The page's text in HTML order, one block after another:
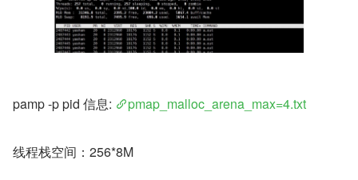
pamp -p pid 信息: pmap_malloc_arena_max=4.txt
线程栈空间：256*8M